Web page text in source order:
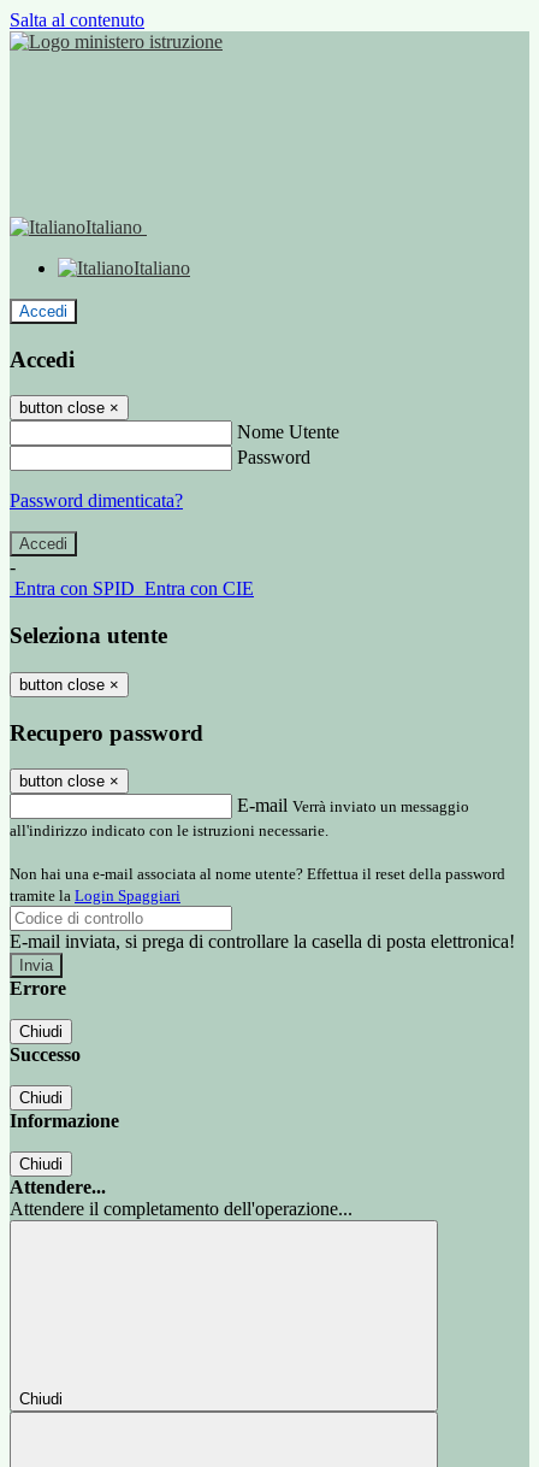
Salta al contenuto
Italiano
Italiano
Accedi
Accedi
button close ×
Nome Utente
Password
Password dimenticata?
-
Entra con SPID Entra con CIE
Seleziona utente
button close ×
Recupero password
button close ×
E-mail Verrà inviato un messaggio
all'indirizzo indicato con le istruzioni necessarie.
Non hai una e-mail associata al nome utente? Effettua il reset della password
tramite la Login Spaggiari
E-mail inviata, si prega di controllare la casella di posta elettronica!
Errore
Chiudi
Successo
Chiudi
Informazione
Chiudi
Attendere...
Attendere il completamento dell'operazione...
Chiudi